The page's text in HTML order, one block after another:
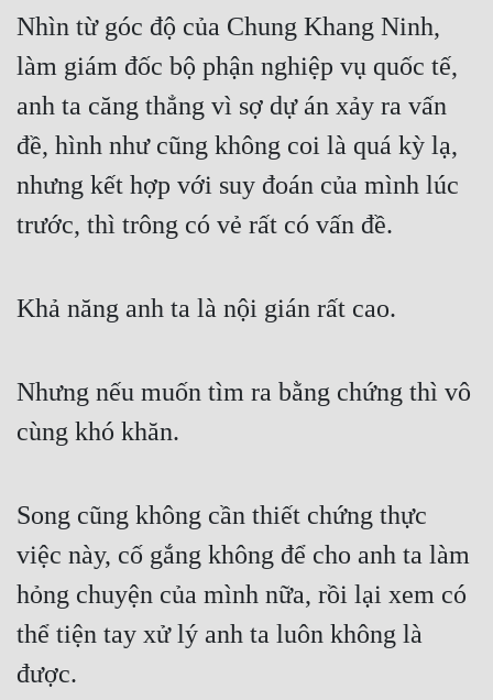
Cổ Đại
Dã Sử
Dị Giới
Dị Năng
Góc Nhìn Nam
Huyền Huyễn
Huyền Nghi
Hệ Thống
Học Đường
Khoa Huyễn
Nhìn từ góc độ của Chung Khang Ninh,
làm giám đốc bộ phận nghiệp vụ quốc tế,
anh ta căng thẳng vì sợ dự án xảy ra vấn
đề, hình như cũng không coi là quá kỳ lạ,
nhưng kết hợp với suy đoán của mình lúc
trước, thì trông có vẻ rất có vấn đề.
Khả năng anh ta là nội gián rất cao.
Nhưng nếu muốn tìm ra bằng chứng thì vô
cùng khó khăn.
Song cũng không cần thiết chứng thực
việc này, cố gắng không để cho anh ta làm
hỏng chuyện của mình nữa, rồi lại xem có
thể tiện tay xử lý anh ta luôn không là
được.